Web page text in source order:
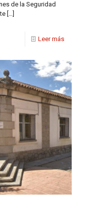
de la Seguridad
[…]
Leer más